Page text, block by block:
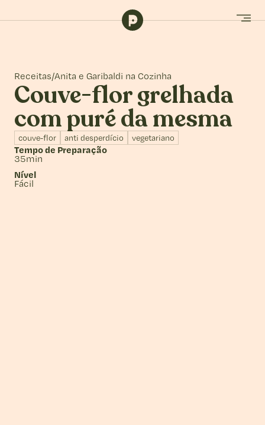
Receitas/Anita e Garibaldi na Cozinha
Couve-flor grelhada
com puré da mesma
couve-flor anti desperdício vegetariano
Tempo de Preparação
35min
Nível
Fácil